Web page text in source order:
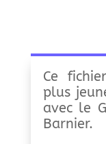
Ce
plus
avec le
Barnier.